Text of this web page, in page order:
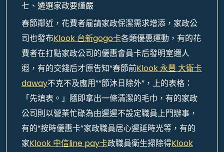
七、遴選家政要謹嚴
春節鄰近，花費者雇請家政保潔需求增添，家政公
司也發布Klook 台新gogo卡各類優惠運動，有的花
費者在打點家政公司的優惠會員卡后發明室邇人
遐，有的交錢后才原告知“春節前Klook 永豐 大衛卡
daway不克不及應用”“節沐日除外”，上的表格：
「先填表。」隨即拿出一條清潔的毛巾，有的家政
公司則以營業忙碌為由遲遲不設定職員上門辦事，
有的“按時優惠卡”家政職員居心遲延時光等，有的
家Klook 中信line pay卡政職員衛生掃除得Klook